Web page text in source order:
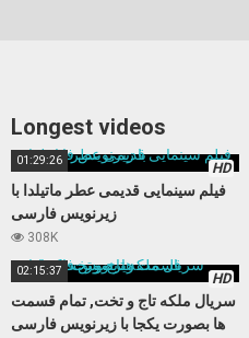
Longest videos
HD
01:29:26
فیلم سینمایی قدیمی عطر ماتیلدا با
زیرنویس فارسی
308K
HD
02:15:37
سریال ملکه تاج و تخت, تمام قسمت
ها بصورت یکجا با زیرنویس فارسی